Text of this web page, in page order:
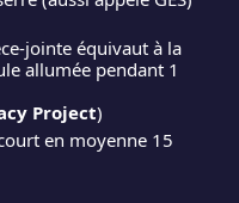
jointe équivaut à la
allumée pendant 1
Project)
en moyenne 15